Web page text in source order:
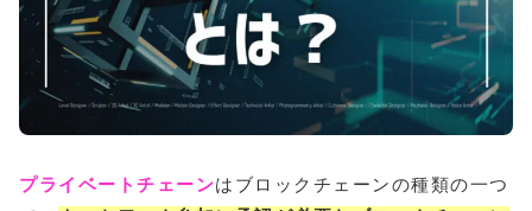
プライベートチェーンはブロックチェーンの種類の一つ